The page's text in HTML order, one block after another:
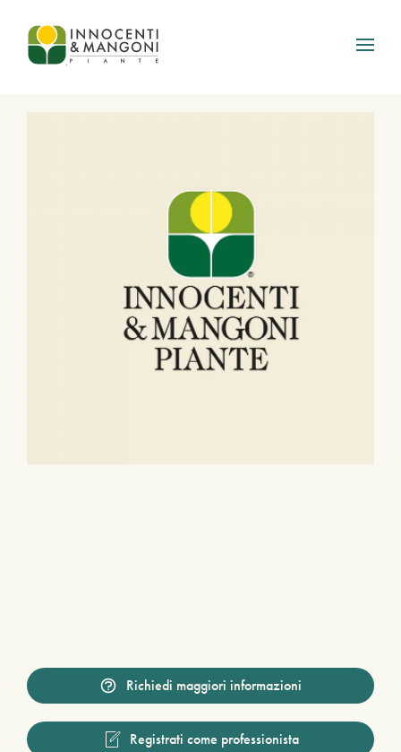
Skip to main content
Richiedi maggiori informazioni
Registrati come professionista